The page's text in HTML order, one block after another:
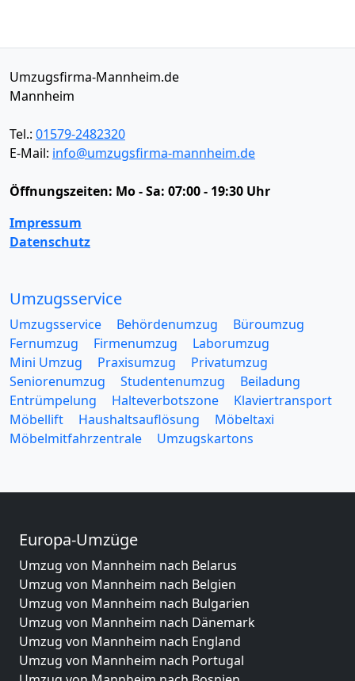
Umzugsfirma-Mannheim.de
Mannheim
Tel.: 01579-2482320
E-Mail: info@umzugsfirma-mannheim.de
Öffnungszeiten: Mo - Sa: 07:00 - 19:30 Uhr
Impressum
Datenschutz
Umzugsservice
Umzugsservice Behördenumzug
Büroumzug
Fernumzug
Firmenumzug
Laborumzug
Mini Umzug
Praxisumzug
Privatumzug
Seniorenumzug
Studentenumzug
Beiladung
Entrümpelung
Halteverbotszone
Klaviertransport
Möbellift
Haushaltsauflösung
Möbeltaxi
Möbelmitfahrzentrale
Umzugskartons
Europa-Umzüge
Umzug von Mannheim nach Belarus
Umzug von Mannheim nach Belgien
Umzug von Mannheim nach Bulgarien
Umzug von Mannheim nach Dänemark
Umzug von Mannheim nach England
Umzug von Mannheim nach Portugal